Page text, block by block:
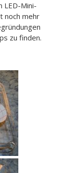
LED-Mini-
noch mehr
zu finden.